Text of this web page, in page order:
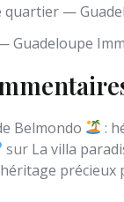
quartier —
Guadeloupe
Belmondo
:
sur La villa
précieux